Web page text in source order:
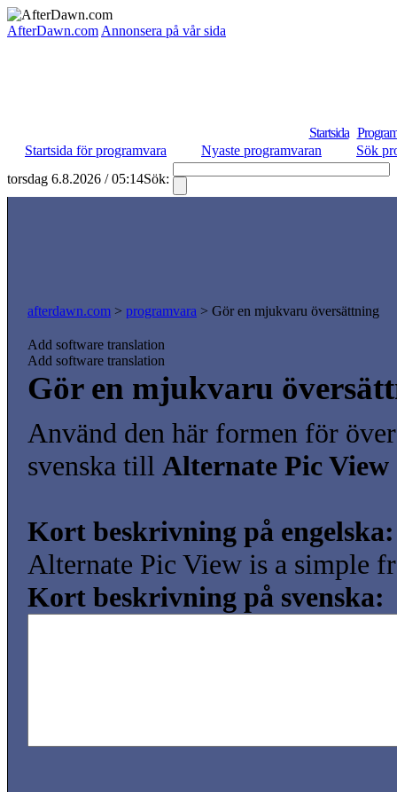
AfterDawn.com Annonsera på vår sida
Startsida
Startsida för programvara
Nyaste programvaran
Sök
torsdag 6.8.2026 / 05:14Sök:
afterdawn.com > programvara > Gör en mjukvaru översättning
Add software translation
Add software translation
Gör en mjukvaru
Använd den här formen för
svenska till Alternate Pic View
Kort beskrivning på engelska:
Alternate Pic View is a simple
Kort beskrivning på svenska: